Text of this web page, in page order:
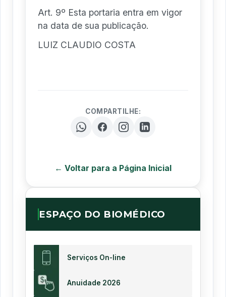
Art. 9º Esta portaria entra em vigor
na data de sua publicação.
LUIZ CLAUDIO COSTA
COMPARTILHE:
← Voltar para a Página Inicial
ESPAÇO DO BIOMÉDICO
Serviços On-line
Anuidade 2026